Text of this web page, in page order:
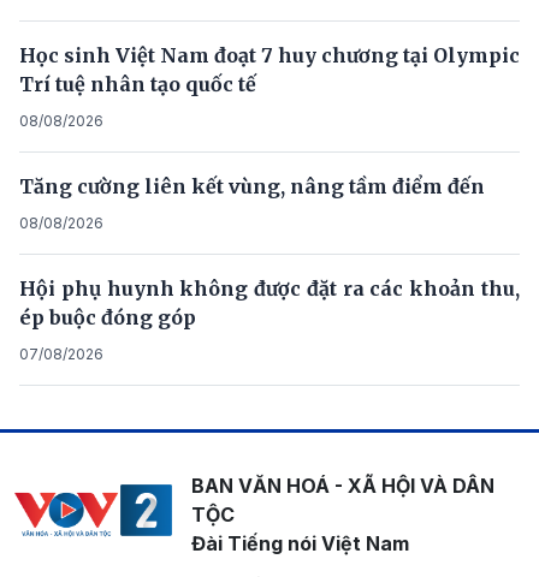
Học sinh Việt Nam đoạt 7 huy chương tại Olympic
Trí tuệ nhân tạo quốc tế
08/08/2026
Tăng cường liên kết vùng, nâng tầm điểm đến
08/08/2026
Hội phụ huynh không được đặt ra các khoản thu,
ép buộc đóng góp
07/08/2026
BAN VĂN HOÁ - XÃ HỘI VÀ DÂN
TỘC
Đài Tiếng nói Việt Nam